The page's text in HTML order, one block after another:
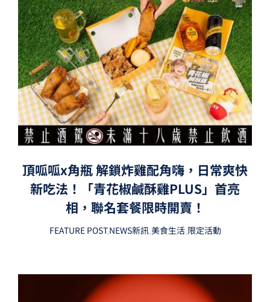
頂呱呱x角瓶 解鎖炸雞配角嗨，日常爽快
新吃法！「青花椒鹹酥雞PLUS」首亮
相，聯名套餐限時開賣！
FEATURE POST,NEWS新訊,美食生活,限定活動